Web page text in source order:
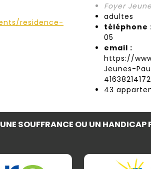
residence-
Foyer
adultes
téléphone
05
email :
https://
Jeunes-
43
SOUFFRANCE OU UN HANDICAP